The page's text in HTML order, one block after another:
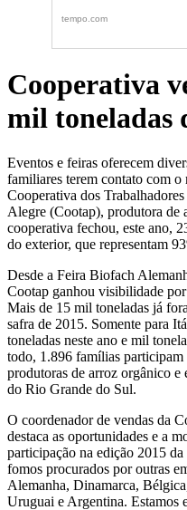
Cooperativa
mil toneladas
Eventos e feiras oferecem
familiares terem contato com o
Cooperativa dos
Alegre (Cootap), produtora de
cooperativa fechou, este ano,
do exterior, que representam
Desde a Feira Biofach
Cootap ganhou visibilidade
Mais de 15 mil toneladas já
safra de 2015. Somente para
toneladas neste ano e mil
todo, 1.896 famílias participam
produtoras de arroz orgânico
do Rio Grande do Sul.
O coordenador de vendas da
destaca as oportunidades e a
participação na edição 2015
fomos procurados por outras
Alemanha, Dinamarca,
Uruguai e Argentina. Estamos